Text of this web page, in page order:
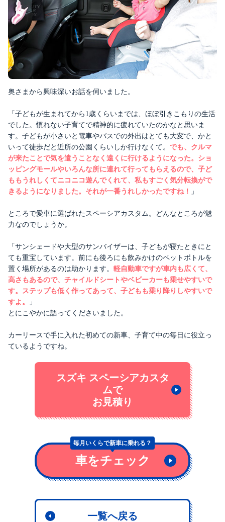
奥さまから興味深いお話を伺いました。
「子どもが生まれてから1歳くらいまでは、ほぼ引きこもりの生活
でした。慣れない子育てで精神的に疲れていたのかなと思いま
す。子どもが小さいと電車やバスでの外出はとても大変で、かと
いって徒歩だと近所の公園くらいしか行けなくて。 でも、クルマ
が来たことで気を遣うことなく遠くに行けるようになった。ショ
ッピングモールやいろんな所に連れて行ってもらえるので、子ど
ももうれしくてニコニコ遊んでくれて、私もすごく気分転換がで
きるようになりました。それが一番うれしかったですね！
」
ところで愛車に選ばれたスペーシアカスタム。どんなところが魅
力なのでしょうか。
「サンシェードや大型のサンバイザーは、子どもが寝たときにと
ても重宝しています。前にも後ろにも飲みかけのペットボトルを
置く場所があるのは助かります。 軽自動車ですが車内も広くて、
高さもあるので、チャイルドシートやベビーカーも乗せやすいで
す。ステップも低く作ってあって、子どもも乗り降りしやすいで
すよ。
」
とにこやかに語ってくださいました。
カーリースで手に入れた初めての新車、子育て中の毎日に役立っ
ているようですね。
スズキ スペーシアカスタ
ムで
お見積り
毎月いくらで新車に乗れる？
車をチェック
一覧へ戻る